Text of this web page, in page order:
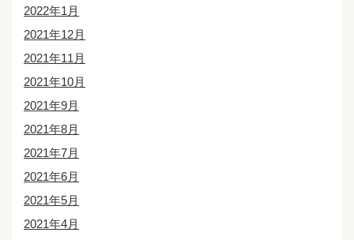
2022年1月
2021年12月
2021年11月
2021年10月
2021年9月
2021年8月
2021年7月
2021年6月
2021年5月
2021年4月